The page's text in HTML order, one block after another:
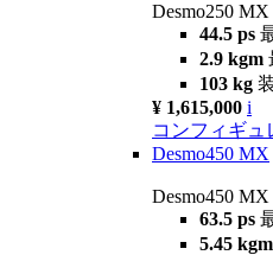
Desmo250 MX
44.5 ps
2.9 kgm
103 kg
¥ 1,615,000 i
コンフィギュ
Desmo450 MX
Desmo450 MX
63.5 ps
5.45 kgm